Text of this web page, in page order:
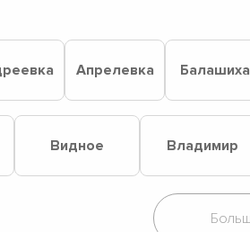
Апрелевка Балашиха
Видное Владимир